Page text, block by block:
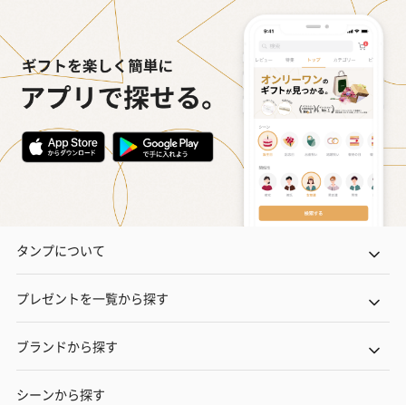
タンプについて
プレゼントを一覧から探す
ブランドから探す
シーンから探す